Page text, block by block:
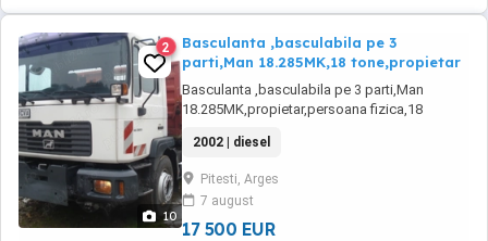
10
2
Basculanta ,basculabila pe 3
parti,Man 18.285MK,18 tone,propietar
Basculanta ,basculabila pe 3 parti,Man
18.285MK,propietar,persoana fizica,18
elactrice incalzite,gresare automata,camera
pe spate,cupla funtionala pentru
remorca,scaun incalzit sofer,radio
cd,,instalatie pentru lama dezepezire,pilot
automat,3 cutii depozitare ...
2002 | diesel
Pitesti, Arges
7 august
17 500 EUR